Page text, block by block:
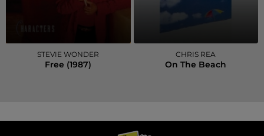
STEVIE WONDER
Free (1987)
CHRIS REA
On The Beach